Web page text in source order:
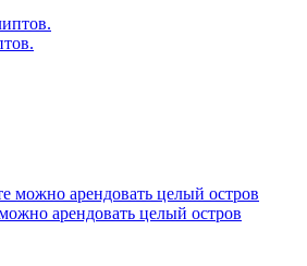
арендовать целый остров